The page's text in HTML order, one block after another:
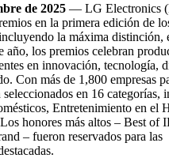
de 2025 — LG Electronics
en la primera edición de
la máxima distinción,
año, los premios celebran
en innovación, tecnología,
Con más de 1,800 empresas
en 16 categorías,
Entretenimiento en el
honores más altos – Best of
– fueron reservados para las